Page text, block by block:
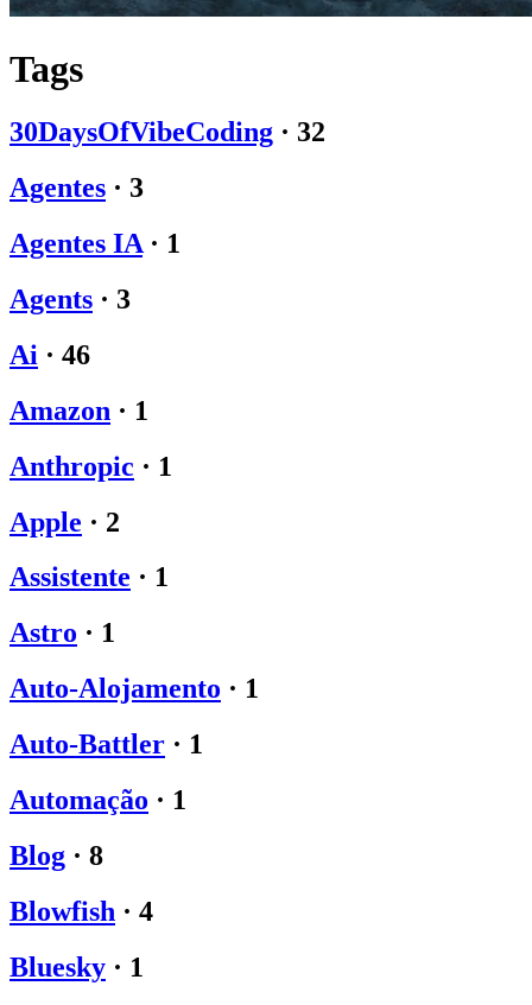
Tags
30DaysOfVibeCoding · 32
Agentes · 3
Agentes IA · 1
Agents · 3
Ai · 46
Amazon · 1
Anthropic · 1
Apple · 2
Assistente · 1
Astro · 1
Auto-Alojamento · 1
Auto-Battler · 1
Automação · 1
Blog · 8
Blowfish · 4
Bluesky · 1